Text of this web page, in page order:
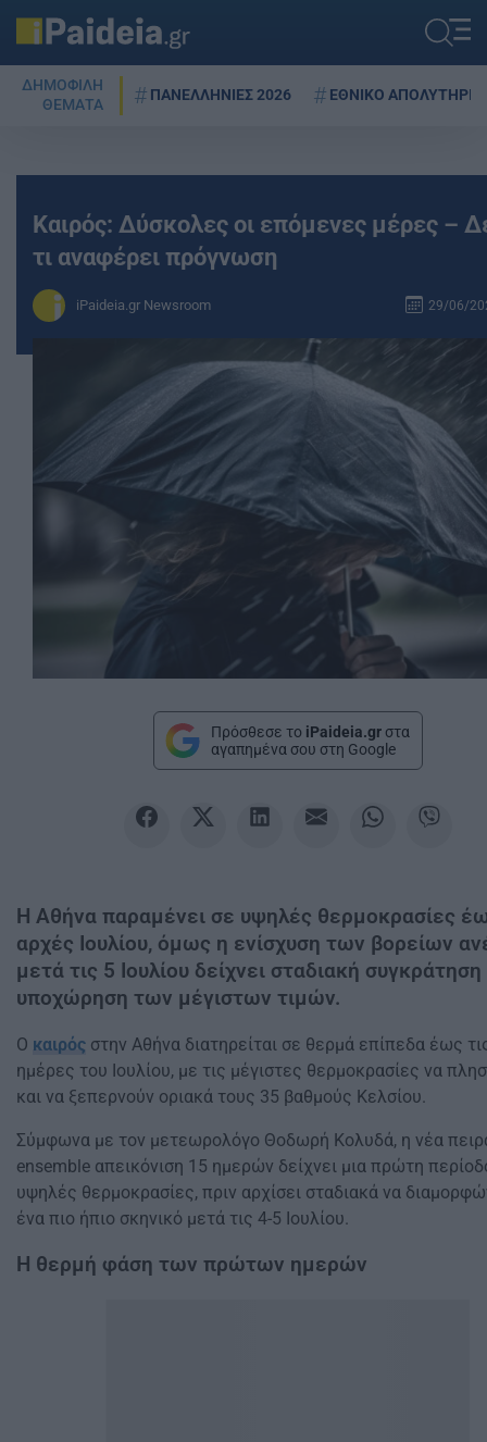
ΔΗΜΟΦΙΛΗ
ΘΕΜΑΤΑ
ΠΑΝΕΛΛΗΝΙΕΣ 2026 ΕΘΝΙΚΟ ΑΠΟΛΥΤΗΡΙΟ
Καιρός: Δύσκολες οι επόμενες μέρες –
τι αναφέρει πρόγνωση
iPaideia.gr Newsroom 29/06/
Πρόσθεσε το iPaideia.gr στα
αγαπημένα σου στη Google
Η Αθήνα παραμένει σε υψηλές θερμοκρασίες
αρχές Ιουλίου, όμως η ενίσχυση των βορείων
μετά τις 5 Ιουλίου δείχνει σταδιακή συγκράτηση
υποχώρηση των μέγιστων τιμών.
Ο καιρός στην Αθήνα διατηρείται σε θερμά επίπεδα έως
ημέρες του Ιουλίου, με τις μέγιστες θερμοκρασίες να
και να ξεπερνούν οριακά τους 35 βαθμούς Κελσίου.
Σύμφωνα με τον μετεωρολόγο Θοδωρή Κολυδά, η νέα
ensemble απεικόνιση 15 ημερών δείχνει μια πρώτη
υψηλές θερμοκρασίες, πριν αρχίσει σταδιακά να
ένα πιο ήπιο σκηνικό μετά τις 4-5 Ιουλίου.
Η θερμή φάση των πρώτων ημερών